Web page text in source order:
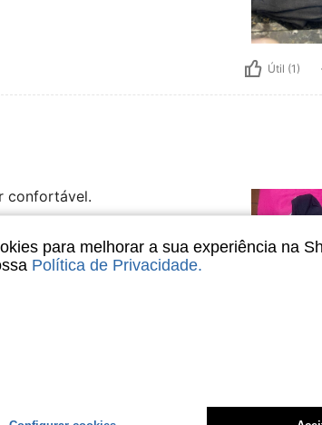
Útil (1)
confortável.
para melhorar a sua experiência na
Política de Privacidade.